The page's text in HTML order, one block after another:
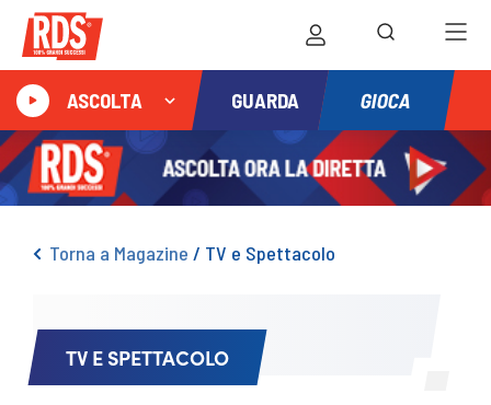
ASCOLTA GUARDA GIOCA
Torna a Magazine / TV e Spettacolo
TV E SPETTACOLO